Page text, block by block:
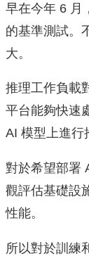
早在今年 6 月
的基準測試。
大。
推理工作負載
平台能夠快速
AI 模型上進行
對於希望部署
觀評估基礎設
性能。
所以對於訓練